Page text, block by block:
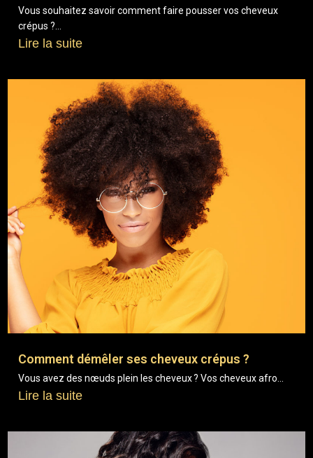
Vous souhaitez savoir comment faire pousser vos cheveux
crépus ?...
Lire la suite
Comment démêler ses cheveux crépus ?
Vous avez des nœuds plein les cheveux ? Vos cheveux afro...
Lire la suite